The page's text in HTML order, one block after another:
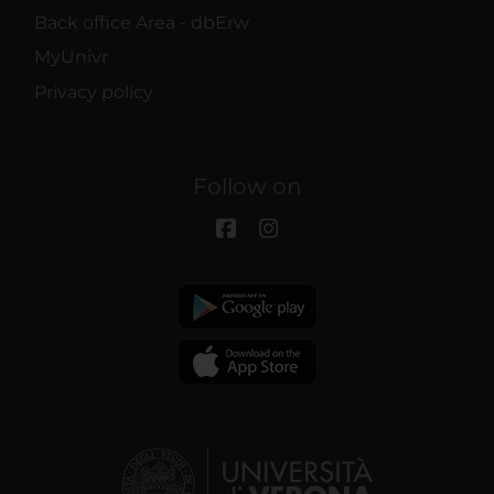
Back office Area - dbErw
MyUnivr
Privacy policy
Follow on